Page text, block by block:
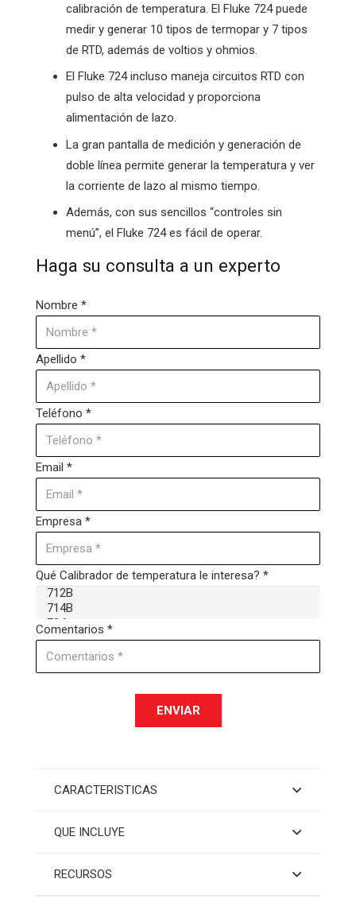
calibración de temperatura. El Fluke 724 puede
medir y generar 10 tipos de termopar y 7 tipos
de RTD, además de voltios y ohmios.
El Fluke 724 incluso maneja circuitos RTD con
pulso de alta velocidad y proporciona
alimentación de lazo.
La gran pantalla de medición y generación de
doble línea permite generar la temperatura y ver
la corriente de lazo al mismo tiempo.
Además, con sus sencillos “controles sin
menú”, el Fluke 724 es fácil de operar.
Haga su consulta a un experto
Nombre *
Apellido *
Teléfono *
Email *
Empresa *
Qué Calibrador de temperatura le interesa? *
Comentarios *
ENVIAR
CARACTERISTICAS
QUE INCLUYE
RECURSOS